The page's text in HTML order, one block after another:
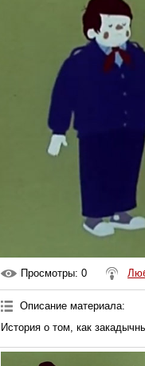
Просмотры: 0
Описание материала:
История о том, как